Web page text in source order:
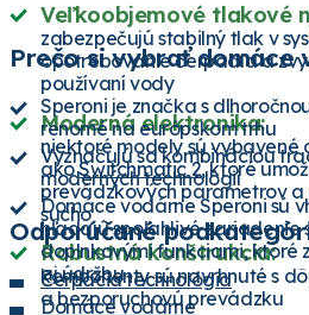
Veľkoobjemové tlakové
zabezpečujú stabilný tlak v
opotrebovanie čerpadla a
používaní vody
Moderná elektronika:
niektoré modely sú
akoSwitchmatic 2, ktoré
prevádzkových parametrov
sucho
Robustná konštrukcia:
komponenty sú navrhnuté s
a bezporuchovú prevádzku
Prečo si vybrať domáce
Speroni je značka s
renomé na európskom trhu
Vyznačujú sa kombináciou
moderných technológií
Domáce vodárne Speroni sú
hľadajú spoľahlivé zariadenie
doplnkovými funkciami, ktoré
aj údržbu
Odporúčané
Čerpacia technológia
Domáce vodárne